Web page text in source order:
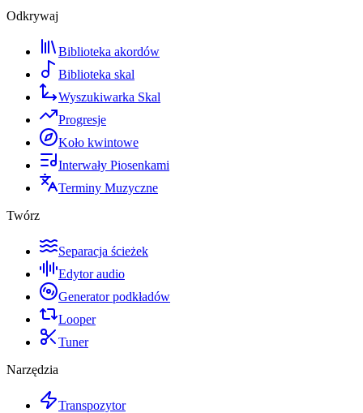
Odkrywaj
Biblioteka akordów
Biblioteka skal
Wyszukiwarka Skal
Progresje
Koło kwintowe
Interwały Piosenkami
Terminy Muzyczne
Twórz
Separacja ścieżek
Edytor audio
Generator podkładów
Looper
Tuner
Narzędzia
Transpozytor